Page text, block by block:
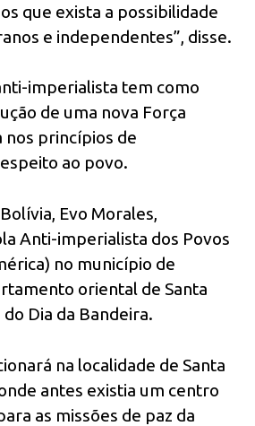
que exista a possibilidade
e independentes”, disse.
imperialista tem como
de uma nova Força
nos princípios de
ao povo.
Evo Morales,
Anti-imperialista dos Povos
no município de
oriental de Santa
Dia da Bandeira.
na localidade de Santa
antes existia um centro
as missões de paz da